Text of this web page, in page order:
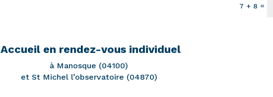
7 + 8 =
Accueil en rendez-vous individuel
à Manosque (04100)
et St Michel l’observatoire (04870)